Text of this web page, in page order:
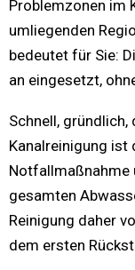
Problemzonen im
umliegenden
bedeutet für Sie:
an eingesetzt,
Schnell,
Kanalreinigung
Notfallmaßnahme
gesamten
Reinigung daher
dem ersten